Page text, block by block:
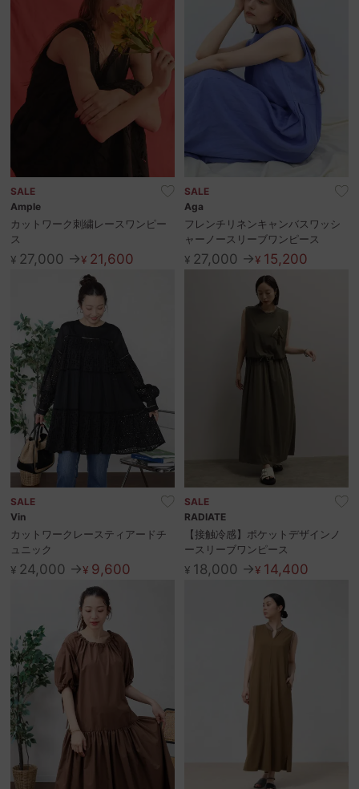
SALE
Ample
カットワーク刺繍レースワンピー
ス
¥27,000 →¥21,600
SALE
Aga
フレンチリネンキャンバスワッシ
ャーノースリーブワンピース
¥27,000 →¥15,200
SALE
Vin
カットワークレースティアードチ
ュニック
¥24,000 →¥9,600
SALE
RADIATE
【接触冷感】ポケットデザインノ
ースリーブワンピース
¥18,000 →¥14,400